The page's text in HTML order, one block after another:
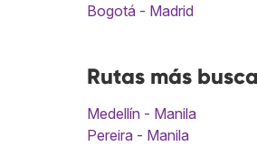
Bogotá - Madrid
Rutas más
Medellín - Manila
Pereira - Manila